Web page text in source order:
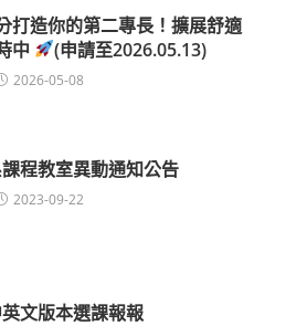
打造你的第二專長！擴展舒適
中
(申請至2026.05.13)
2026-05-08
程教室異動通知公告
2023-09-22
文版本選課報報